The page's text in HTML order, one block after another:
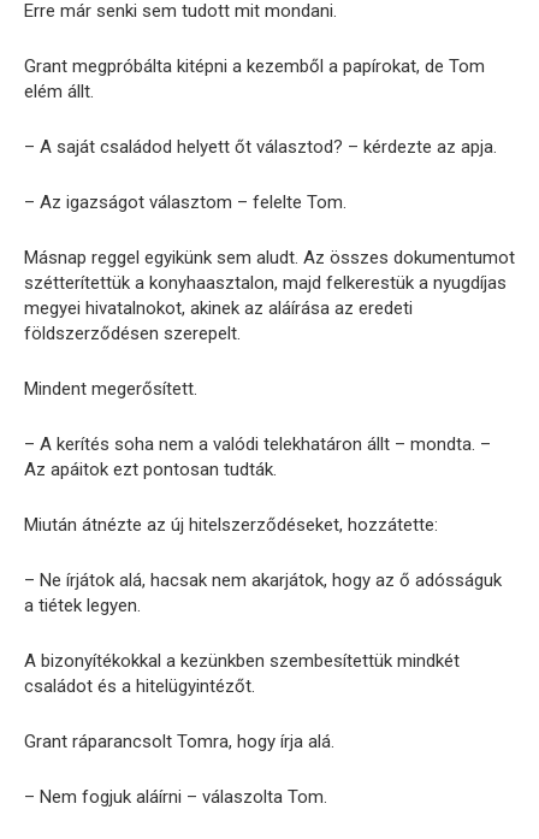
Erre már senki sem tudott mit mondani.
Grant megpróbálta kitépni a kezemből a papírokat, de Tom
elém állt.
– A saját családod helyett őt választod? – kérdezte az apja.
– Az igazságot választom – felelte Tom.
Másnap reggel egyikünk sem aludt. Az összes dokumentumot
szétterítettük a konyhaasztalon, majd felkerestük a nyugdíjas
megyei hivatalnokot, akinek az aláírása az eredeti
földszerződésen szerepelt.
Mindent megerősített.
– A kerítés soha nem a valódi telekhatáron állt – mondta. –
Az apáitok ezt pontosan tudták.
Miután átnézte az új hitelszerződéseket, hozzátette:
– Ne írjátok alá, hacsak nem akarjátok, hogy az ő adósságuk
a tiétek legyen.
A bizonyítékokkal a kezünkben szembesítettük mindkét
családot és a hitelügyintézőt.
Grant ráparancsolt Tomra, hogy írja alá.
– Nem fogjuk aláírni – válaszolta Tom.